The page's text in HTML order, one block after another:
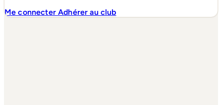
Me connecterAdhérer au club